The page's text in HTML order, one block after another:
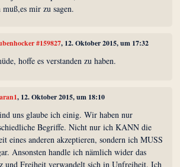
muß,es mir zu sagen.
#159827, 12. Oktober 2015, um 17:32
hoffe es verstanden zu haben.
, 12. Oktober 2015, um 18:10
uns glaube ich einig. Wir haben nur
Begriffe. Nicht nur ich KANN die
eines anderen akzeptieren, sondern ich MUSS
Ansonsten handle ich nämlich wider das
und Freiheit verwandelt sich in Unfreiheit. Ich